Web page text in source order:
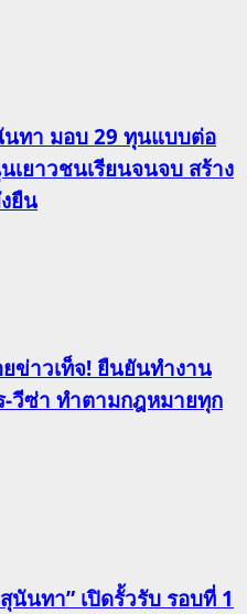
ทา มอบ 29 ทุนแบบต่อ
เยาวชนเรียนจนจบ สร้าง
ยืน
ข่าวเท็จ! ยืนยันทำงาน
วีซ่า ทำตามกฎหมายทุก
นันทา” เปิดรั้วรับ รอบที่ 1